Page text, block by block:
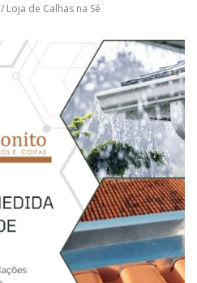
/ Loja de Calhas na Sé